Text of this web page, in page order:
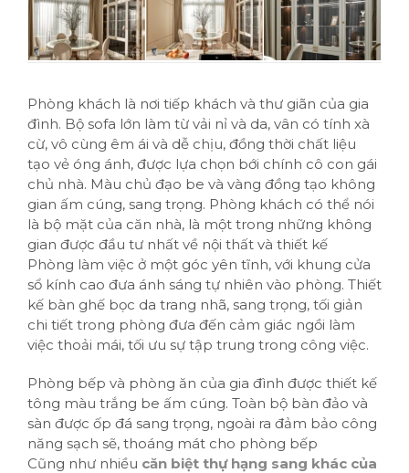
Phòng khách là nơi tiếp khách và thư giãn của gia
đình. Bộ sofa lớn làm từ vải nỉ và da, vân có tính xà
cừ, vô cùng êm ái và dễ chịu, đồng thời chất liệu
tạo vẻ óng ánh, được lựa chọn bới chính cô con gái
chủ nhà. Màu chủ đạo be và vàng đồng tạo không
gian ấm cúng, sang trọng. Phòng khách có thể nói
là bộ mặt của căn nhà, là một trong những không
gian được đầu tư nhất về nội thất và thiết kế
Phòng làm việc ở một góc yên tĩnh, với khung cửa
sổ kính cao đưa ánh sáng tự nhiên vào phòng. Thiết
kế bàn ghế bọc da trang nhã, sang trọng, tối giản
chi tiết trong phòng đưa đến cảm giác ngồi làm
việc thoải mái, tối ưu sự tập trung trong công việc.
Phòng bếp và phòng ăn của gia đình được thiết kế
tông màu trắng be ấm cúng. Toàn bộ bàn đảo và
sàn được ốp đá sang trọng, ngoài ra đảm bảo công
năng sạch sẽ, thoáng mát cho phòng bếp
Cũng như nhiều căn biệt thự hạng sang khác của